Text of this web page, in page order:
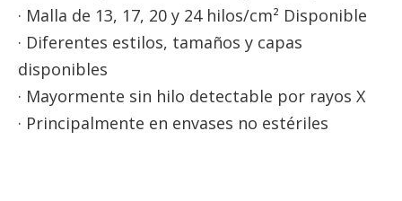
· Malla de 13, 17, 20 y 24 hilos/cm² Disponible
· Diferentes estilos, tamaños y capas
disponibles
· Mayormente sin hilo detectable por rayos X
· Principalmente en envases no estériles